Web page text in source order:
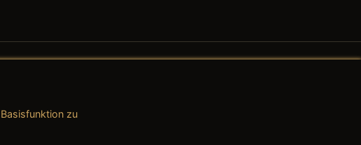
→ AGB (Teile & Zubehör)
zu